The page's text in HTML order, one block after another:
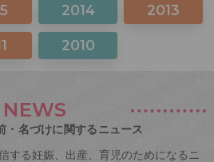
2014 2013
2010
NEWS
・名づけに関するニュース
する妊娠、出産、育児のためになるニ